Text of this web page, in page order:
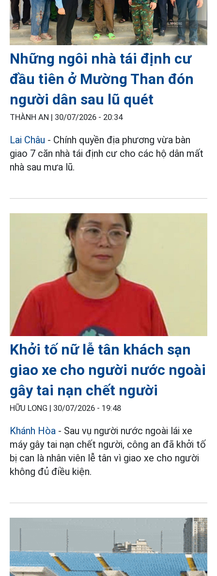
Những ngôi nhà tái định cư
đầu tiên ở Mường Than đón
người dân sau lũ quét
THÀNH AN | 30/07/2026 - 20:34
Lai Châu - Chính quyền địa phương vừa bàn
giao 7 căn nhà tái định cư cho các hộ dân mất
nhà sau mưa lũ.
Khởi tố nữ lễ tân khách sạn
giao xe cho người nước ngoài
gây tai nạn chết người
HỮU LONG | 30/07/2026 - 19:48
Khánh Hòa - Sau vụ người nước ngoài lái xe
máy gây tai nạn chết người, công an đã khởi tố
bị can là nhân viên lễ tân vì giao xe cho người
không đủ điều kiện.